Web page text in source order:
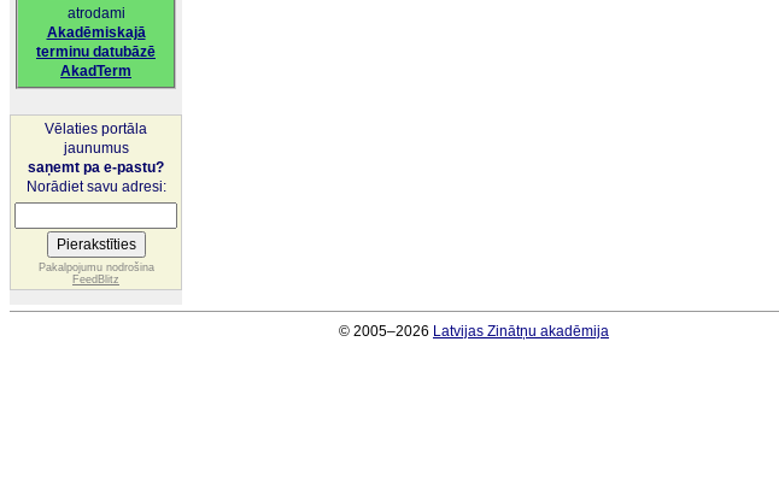
atrodami
Akadēmiskajā
terminu datubāzē
AkadTerm
Vēlaties portāla
jaunumus
saņemt pa e-pastu?
Norādiet savu adresi:
Pakalpojumu nodrošina
FeedBlitz
© 2005–2026 Latvijas Zinātņu akadēmija